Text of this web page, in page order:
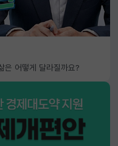
은 어떻게 달라질까요?